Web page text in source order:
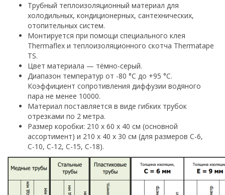
Трубный теплоизоляционный материал для
холодильных, кондиционерных, сантехнических,
отопительных систем.
Монтируется при помощи специального клея
Thermaflex и теплоизоляционного скотча Thermatape
TS.
Цвет материала — тёмно-серый.
Диапазон температур от -80 °С до +95 °С.
Коэффициент сопротивления диффузии водяного
пара не менее 10000.
Материал поставляется в виде гибких трубок
отрезками по 2 метра.
Размер коробки: 210 х 60 х 40 см (основной
ассортимент) и 210 х 40 х 30 см (для размеров С-6,
С-10, С-12, С-15, С-18).